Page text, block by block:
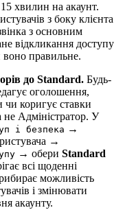
хвилин на акаунт.
з боку клієнта
з основним
відкликання доступу
воно правильне.
до Standard. Будь-
оголошення,
коригує ставки
не Адміністратор. У
і безпека →
→
→ обери Standard
всі щоденні
можливість
і змінювати
акаунту.